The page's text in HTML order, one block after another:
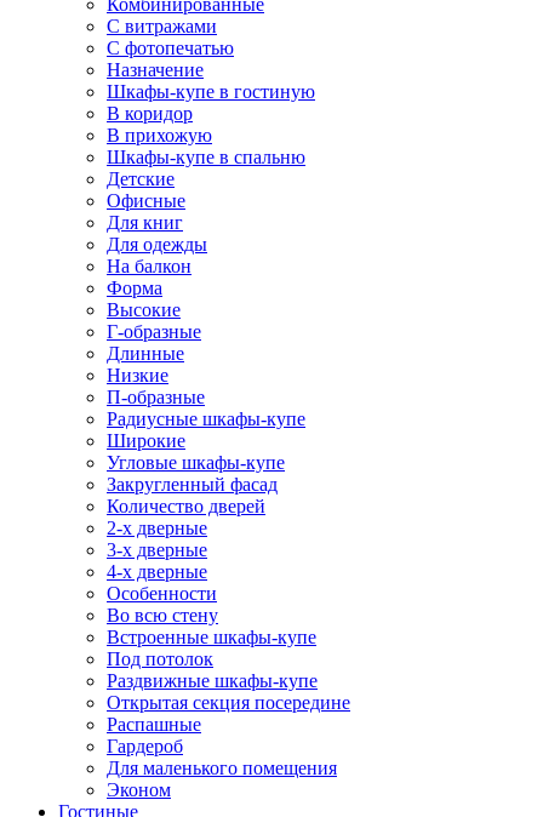
Комбинированные
С витражами
С фотопечатью
Назначение
Шкафы-купе в гостиную
В коридор
В прихожую
Шкафы-купе в спальню
Детские
Офисные
Для книг
Для одежды
На балкон
Форма
Высокие
Г-образные
Длинные
Низкие
П-образные
Радиусные шкафы-купе
Широкие
Угловые шкафы-купе
Закругленный фасад
Количество дверей
2-х дверные
3-х дверные
4-х дверные
Особенности
Во всю стену
Встроенные шкафы-купе
Под потолок
Раздвижные шкафы-купе
Открытая секция посередине
Распашные
Гардероб
Для маленького помещения
Эконом
Гостиные